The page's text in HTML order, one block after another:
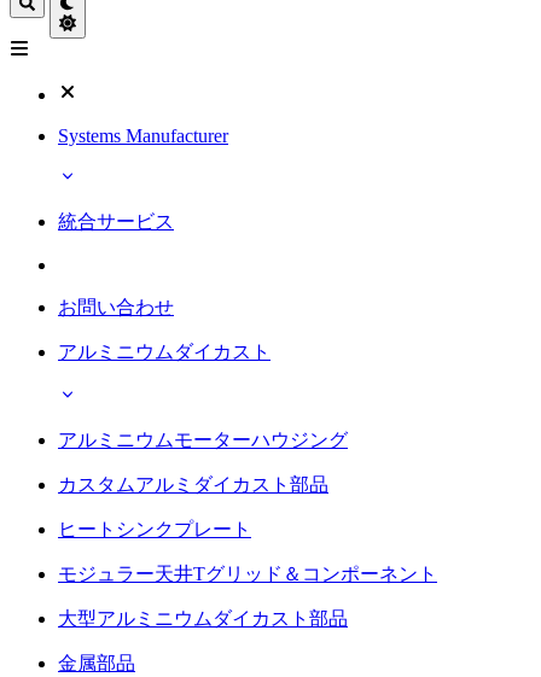
Systems Manufacturer
統合サービス
お問い合わせ
アルミニウムダイカスト
アルミニウムモーターハウジング
カスタムアルミダイカスト部品
ヒートシンクプレート
モジュラー天井Tグリッド＆コンポーネント
大型アルミニウムダイカスト部品
金属部品